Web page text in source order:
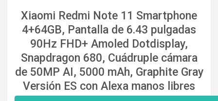
Xiaomi Redmi Note 11 Smartphone
4+64GB, Pantalla de 6.43 pulgadas
90Hz FHD+ Amoled Dotdisplay,
Snapdragon 680, Cuádruple cámara
de 50MP AI, 5000 mAh, Graphite Gray
Versión ES con Alexa manos libres